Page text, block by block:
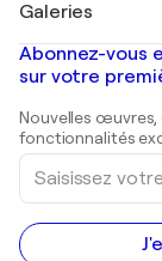
Banksy
Mr. Brainwash
Shepard Fairey
Tableaux
Peintures de
Estampes
Peintures
Galeries
Galeries d'art
Galeries d'art
Abonnez-vous
sur votre
Nouvelles
fonctionnalités
Saisissez
votre
adresse
e-
mail